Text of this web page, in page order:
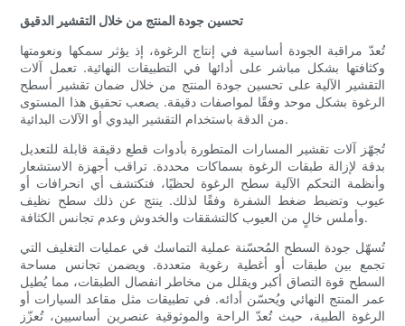
تحسين جودة المنتج من خلال التقشير الدقيق
تُعدّ مراقبة الجودة أساسية في إنتاج الرغوة، إذ يؤثر سمكها ونعومتها
وكثافتها بشكل مباشر على أدائها في التطبيقات النهائية. تعمل آلات
التقشير الآلية على تحسين جودة المنتج من خلال ضمان تقشير أسطح
الرغوة بشكل موحد وفقًا لمواصفات دقيقة. يصعب تحقيق هذا المستوى
من الدقة باستخدام التقشير اليدوي أو الآلات البدائية.
تُجهّز آلات تقشير المسارات المتطورة بأدوات قطع دقيقة قابلة للتعديل
بدقة لإزالة طبقات الرغوة بسماكات محددة. تراقب أجهزة الاستشعار
وأنظمة التحكم الآلية سطح الرغوة لحظيًا، فتكتشف أي انحرافات أو
عيوب وتضبط ضغط الشفرة وفقًا لذلك. ينتج عن ذلك سطح نظيف
وأملس خالٍ من العيوب كالتشققات والخدوش وعدم تجانس الكثافة.
تُسهّل جودة السطح المُحسّنة عملية التماسك في عمليات التغليف التي
تجمع بين طبقات أو أغطية رغوية متعددة. ويضمن تجانس مساحة
السطح قوة التصاق أكبر ويقلل من مخاطر انفصال الطبقات، مما يُطيل
عمر المنتج النهائي ويُحسّن أدائه. في تطبيقات مثل مقاعد السيارات أو
الرغوة الطبية، حيث تُعدّ الراحة والموثوقية عنصرين أساسيين، تُعزّز